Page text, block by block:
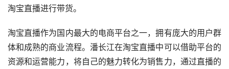
淘宝直播进行带货。
淘宝直播作为国内最大的电商平台之一，拥有庞大的用户群
体和成熟的商业流程。潘长江在淘宝直播中可以借助平台的
资源和运营能力，将自己的魅力转化为销售力，通过直播的